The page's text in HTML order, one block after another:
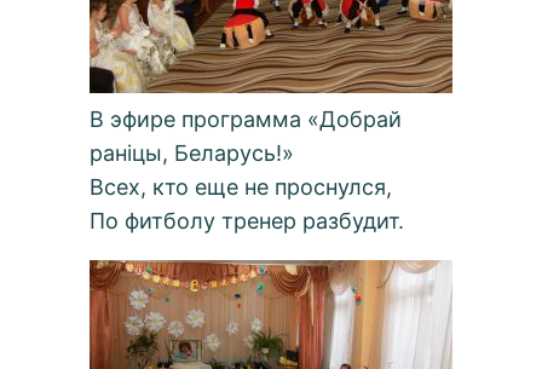
В эфире программа «Добрай
раніцы, Беларусь!»
Всех, кто еще не проснулся,
По фитболу тренер разбудит.